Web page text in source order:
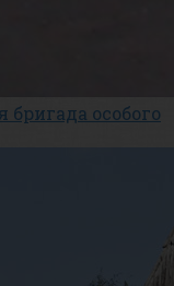
бригада особого